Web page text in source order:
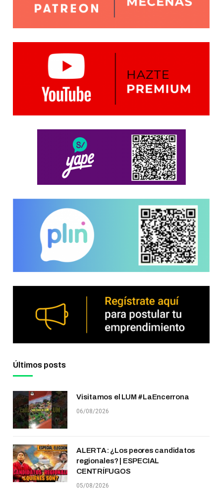
Últimos posts
Visitamos el LUM #LaEncerrona
06/08/2026
ALERTA: ¿Los peores candidatos
regionales? | ESPECIAL
CENTRÍFUGOS
05/08/2026